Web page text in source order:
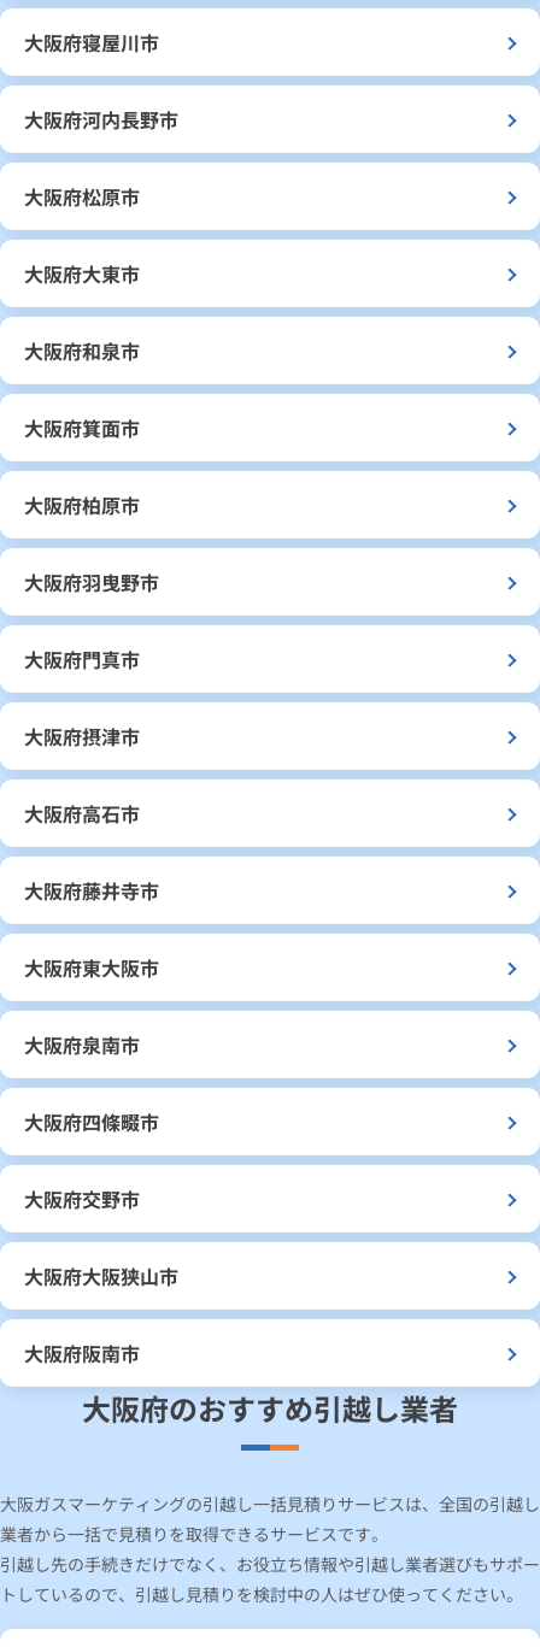
大阪府寝屋川市
大阪府河内長野市
大阪府松原市
大阪府大東市
大阪府和泉市
大阪府箕面市
大阪府柏原市
大阪府羽曳野市
大阪府門真市
大阪府摂津市
大阪府高石市
大阪府藤井寺市
大阪府東大阪市
大阪府泉南市
大阪府四條畷市
大阪府交野市
大阪府大阪狭山市
大阪府阪南市
大阪府のおすすめ引越し業者
大阪ガスマーケティングの引越し一括見積りサービスは、全国の引越し
業者から一括で見積りを取得できるサービスです。
引越し先の手続きだけでなく、お役立ち情報や引越し業者選びもサポー
トしているので、引越し見積りを検討中の人はぜひ使ってください。